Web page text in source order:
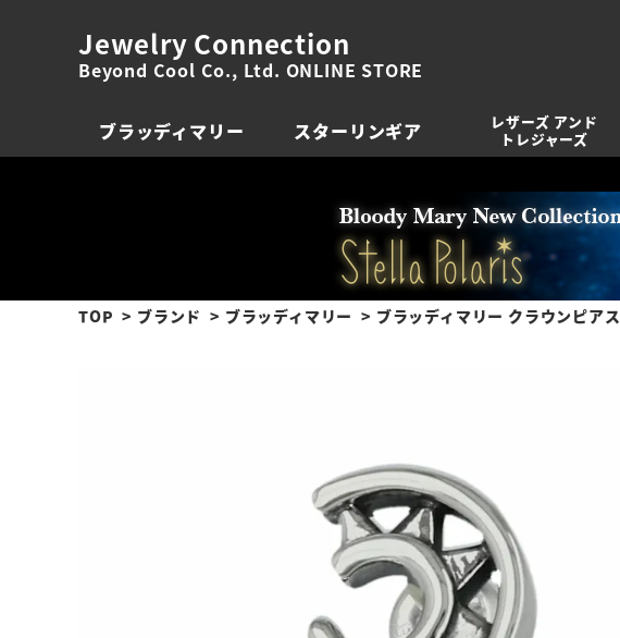
Jewelry Connection
Beyond Cool Co., Ltd. ONLINE STORE
ブラッディマリー スターリンギア
レザーズ アンド
トレジャーズ
TOP ブランド ブラッディマリー ブラッディマリー クラウンピアス